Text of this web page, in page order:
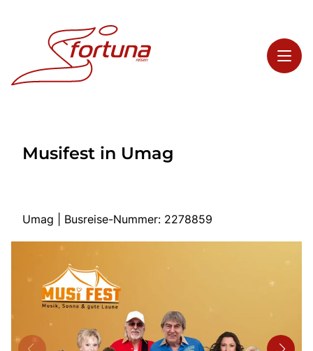
Highlights
Busreisen
Reisebüro
Musifest in Umag
Umag | Busreise-Nummer: 2278859